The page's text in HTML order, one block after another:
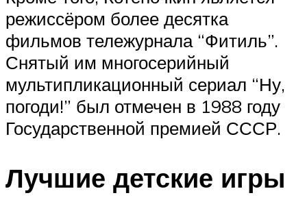
режиссёром более десятка
фильмов тележурнала “Фитиль”.
Снятый им многосерийный
мультипликационный сериал “Ну,
погоди!” был отмечен в 1988 году
Государственной премией СССР.
Лучшие детские игры